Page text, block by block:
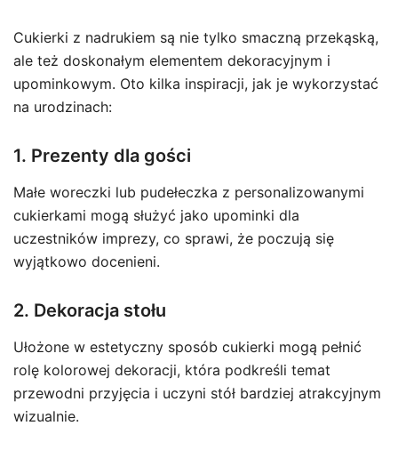
Cukierki z nadrukiem są nie tylko smaczną przekąską,
ale też doskonałym elementem dekoracyjnym i
upominkowym. Oto kilka inspiracji, jak je wykorzystać
na urodzinach:
1. Prezenty dla gości
Małe woreczki lub pudełeczka z personalizowanymi
cukierkami mogą służyć jako upominki dla
uczestników imprezy, co sprawi, że poczują się
wyjątkowo docenieni.
2. Dekoracja stołu
Ułożone w estetyczny sposób cukierki mogą pełnić
rolę kolorowej dekoracji, która podkreśli temat
przewodni przyjęcia i uczyni stół bardziej atrakcyjnym
wizualnie.